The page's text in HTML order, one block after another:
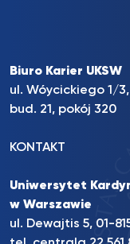
Biuro Karier UKSW
ul. Wóycickiego 1/
bud. 21, pokój 320
KONTAKT
Uniwersytet
w Warszawie
ul. Dewajtis 5, 01-